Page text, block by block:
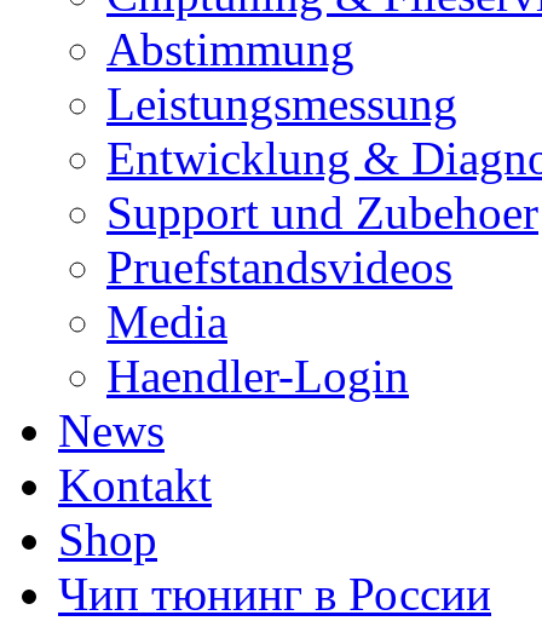
Abstimmung
Leistungsmessung
Entwicklung &
Support und Zubehoer
Pruefstandsvideos
Media
Haendler-Login
News
Kontakt
Shop
Чип тюнинг в России